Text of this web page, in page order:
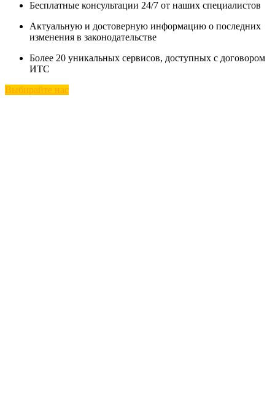
Бесплатные консультации 24/7 от наших специалистов
Актуальную и достоверную информацию о последних
изменения в законодательстве
Более 20 уникальных сервисов, доступных с договором
ИТС
Выбирайте нас